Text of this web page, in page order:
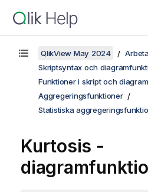
QlikView May 2024
Skriptsyntax och
Funktioner i skript och
Aggregeringsfunktioner
Statistiska
Kurtosis -